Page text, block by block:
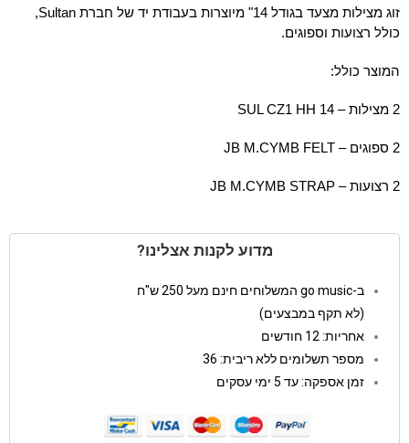
זוג מצילות מצעד בגודל 14" מיוצרות בעבודת יד של חברת Sultan,
כולל רצועות וספוגים.
המוצר כולל:
2 מצילות – SUL CZ1 HH 14
2 ספוגים – JB M.CYMB FELT
2 רצועות – JB M.CYMB STRAP
מדוע לקנות אצלינו?
ב-go music המשלוחים חינם מעל 250 ש"ח
(לא תקף במבצעים)
אחריות: 12 חודשים
מספר תשלומים ללא ריבית: 36
זמן אספקה: עד 5 ימי עסקים